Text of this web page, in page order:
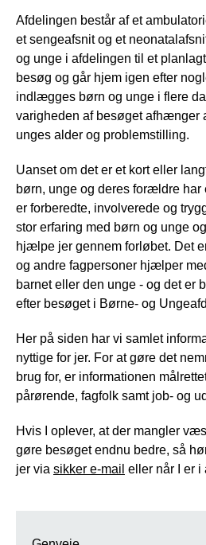
Afdelingen består af et
et sengeafsnit og et
og unge i afdelingen til et
besøg og går hjem igen efter
indlægges børn og unge i flere
varigheden af besøget afhænger
unges alder og problemstilling.
Uanset om det er et kort eller
børn, unge og deres forældre har
er forberedte, involverede og
stor erfaring med børn og unge
hjælpe jer gennem forløbet. Det
og andre fagpersoner hjælper
barnet eller den unge - og det er
efter besøget i Børne- og
Her på siden har vi samlet
nyttige for jer. For at gøre det
brug for, er informationen
pårørende, fagfolk samt job- og
Hvis I oplever, at der mangler
gøre besøget endnu bedre, så
jer via sikker e-mail eller når I er i